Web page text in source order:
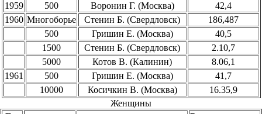
1959
500 Воронин Г. (Москва)
42,4
1960 Многоборье Стенин Б. (Свердловск)
186,487
500
Гришин Е. (Москва)
40,5
1500
Стенин Б. (Свердловск)
2.10,7
5000
Котов В. (Калинин)
8.06,1
1961
500 Гришин Е. (Москва)
41,7
10000
Косичкин В. (Москва)
16.35,9
Женщины